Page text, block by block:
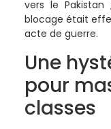
vers le
blocage était
acte de guerre.
Une
pour
classes